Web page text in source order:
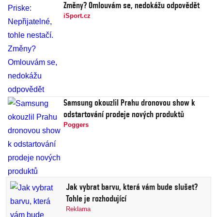
Změny? Omlouvám se, nedokážu odpovědět
iSport.cz
Samsung okouzlil Prahu dronovou show k
odstartování prodeje nových produktů
Poggers
Jak vybrat barvu, která vám bude slušet?
Tohle je rozhodující
Reklama